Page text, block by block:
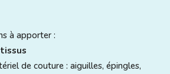
à apporter :
de couture : aiguilles, épingles,